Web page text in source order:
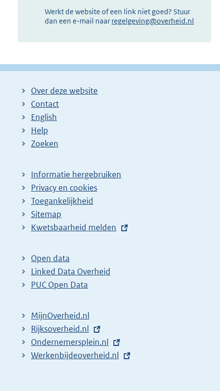
Werkt de website of een link niet goed? Stuur
dan een e-mail naar regelgeving@overheid.nl
Over deze website
Contact
English
Help
Zoeken
Informatie hergebruiken
Privacy en cookies
Toegankelijkheid
Sitemap
E
t
e
r
l
i
n
k
Kwetsbaarheid melden
Open data
Linked Data Overheid
PUC Open Data
MijnOverheid.nl
E
x
t
Rijksoverheid.nl
E
x
Ondernemersplein.nl
E
Werkenbijdeoverheid.nl